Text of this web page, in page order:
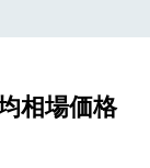
相場価格